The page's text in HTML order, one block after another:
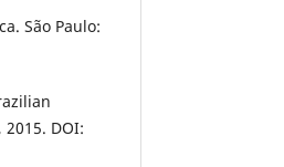
São Paulo:
2015. DOI: